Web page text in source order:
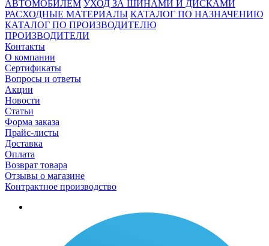
АВТОМОБИЛЕМ УХОД ЗА ШИНАМИ И ДИСКАМИ
РАСХОДНЫЕ МАТЕРИАЛЫ КАТАЛОГ ПО НАЗНАЧЕНИЮ
КАТАЛОГ ПО ПРОИЗВОДИТЕЛЮ
ПРОИЗВОДИТЕЛИ
Контакты
О компании
Сертификаты
Вопросы и ответы
Акции
Новости
Статьи
Форма заказа
Прайс-листы
Доставка
Оплата
Возврат товара
Отзывы о магазине
Контрактное производство